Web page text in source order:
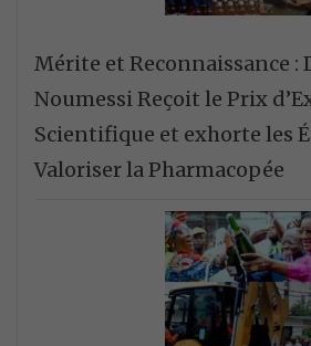
Mérite et Reconnaissance :
Noumessi Reçoit le Prix
Scientifique et exhorte les
Valoriser la Pharmacopée